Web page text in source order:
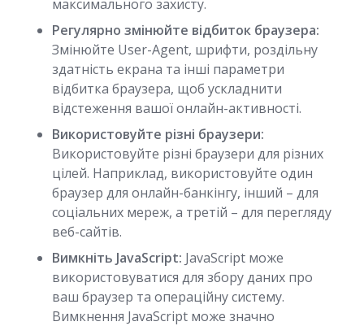
максимального захисту.
Регулярно змінюйте відбиток браузера:
Змінюйте User-Agent, шрифти, роздільну
здатність екрана та інші параметри
відбитка браузера, щоб ускладнити
відстеження вашої онлайн-активності.
Використовуйте різні браузери:
Використовуйте різні браузери для різних
цілей. Наприклад, використовуйте один
браузер для онлайн-банкінгу, інший – для
соціальних мереж, а третій – для перегляду
веб-сайтів.
Вимкніть JavaScript: JavaScript може
використовуватися для збору даних про
ваш браузер та операційну систему.
Вимкнення JavaScript може значно